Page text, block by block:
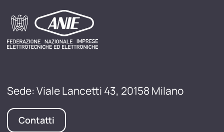
Sede: Viale Lancetti 43, 20158 Milano
Contatti